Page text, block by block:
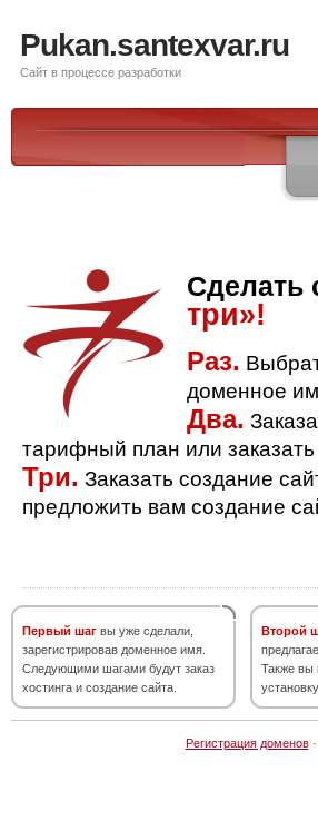
Pukan.santexvar.ru
Сайт в процессе разработки
Сделать
три»!
Раз.
доменное
Два.
тарифный план или
Три. Заказать создание
предложить вам создание
Первый шаг вы уже сделали,
зарегистрировав доменное имя.
Следующими шагами будут заказ
хостинга и создание сайта.
Второй
Также вы
Регистрация доменов·